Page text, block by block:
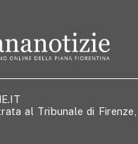
al Tribunale di Firenze,